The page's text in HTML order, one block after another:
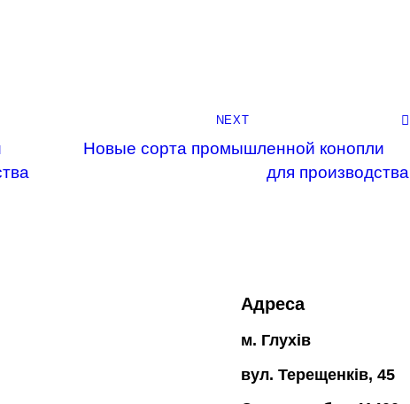
NEXT
Новые сорта промышленной конопли
для производства
Адреса
м. Глухів
вул. Терещенків, 45